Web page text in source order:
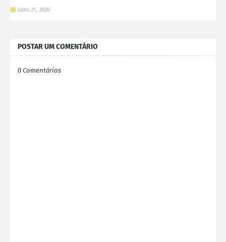
Julho 21, 2026
POSTAR UM COMENTÁRIO
0 Comentários